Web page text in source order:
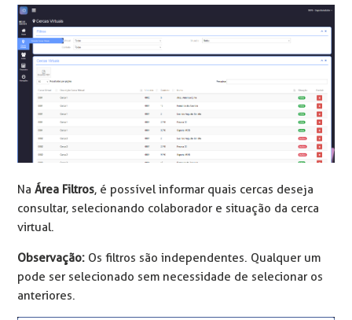
NaÁrea Filtros, é possível informar quais cercas deseja
consultar, selecionando colaborador e situação da cerca
virtual.
Observação: Os filtros são independentes. Qualquer um
pode ser selecionado sem necessidade de selecionar os
anteriores.